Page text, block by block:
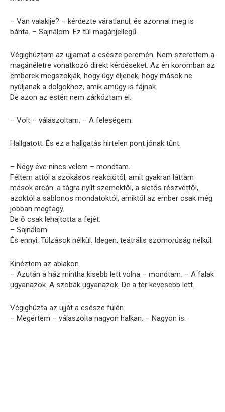
– Van valakije? – kérdezte váratlanul, és azonnal meg is
bánta. – Sajnálom. Ez túl magánjellegű.
Végighúztam az ujjamat a csésze peremén. Nem szerettem a
magánéletre vonatkozó direkt kérdéseket. Az én koromban az
emberek megszokják, hogy úgy éljenek, hogy mások ne
nyúljanak a dolgokhoz, amik amúgy is fájnak.
De azon az estén nem zárkóztam el.
– Volt – válaszoltam. – A feleségem.
Hallgatott. És ez a hallgatás hirtelen pont jónak tűnt.
– Négy éve nincs velem – mondtam.
Féltem attól a szokásos reakciótól, amit gyakran láttam
mások arcán: a tágra nyílt szemektől, a sietős részvéttől,
azoktól a sablonos mondatoktól, amiktől az ember csak még
jobban megfagy.
De ő csak lehajtotta a fejét.
– Sajnálom.
És ennyi. Túlzások nélkül. Idegen, teátrális szomorúság nélkül.
Kinéztem az ablakon.
– Azután a ház mintha kisebb lett volna – mondtam. – A falak
ugyanazok. A szobák ugyanazok. De a tér kevesebb lett.
Végighúzta az ujját a csésze fülén.
– Megértem – válaszolta nagyon halkan. – Nagyon is.